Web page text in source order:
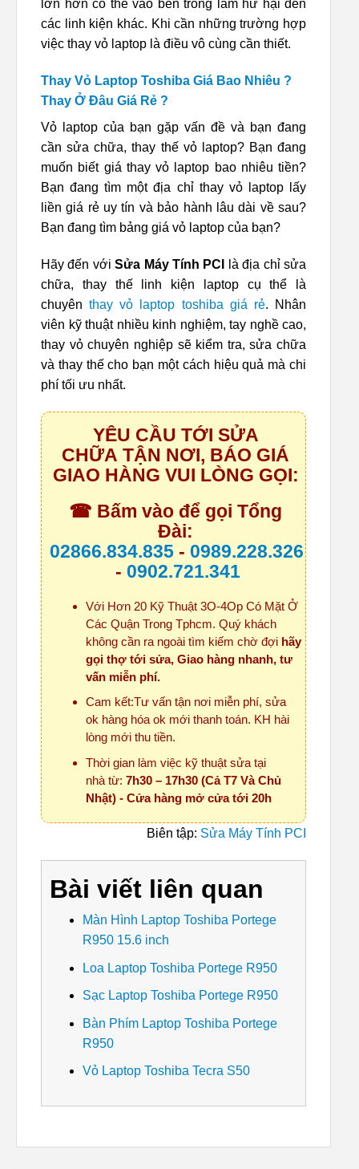
lớn hơn có thể vào bên trong làm hư hại đến
các linh kiện khác. Khi cần những trường hợp
việc thay vỏ laptop là điều vô cùng cần thiết.
Thay Vỏ Laptop Toshiba Giá Bao Nhiêu ?
Thay Ở Đâu Giá Rẻ ?
Vỏ laptop của bạn gặp vấn đề và bạn đang
cần sửa chữa, thay thế vỏ laptop? Bạn đang
muốn biết giá thay vỏ laptop bao nhiêu tiền?
Bạn đang tìm một địa chỉ thay vỏ laptop lấy
liền giá rẻ uy tín và bảo hành lâu dài về sau?
Bạn đang tìm bảng giá vỏ laptop của bạn?
Hãy đến vớiSửa Máy Tính PCI
là địa chỉ sửa
chữa, thay thế linh kiện laptop cụ thể là
chuyênthay vỏ laptop toshiba giá rẻ. Nhân
viên kỹ thuật nhiều kinh nghiệm, tay nghề cao,
thay vỏ chuyên nghiệp sẽ kiểm tra, sửa chữa
và thay thế cho bạn một cách hiệu quả mà chi
phí tối ưu nhất.
YÊU CẦU TỚI SỬA
CHỮA TẬN NƠI, BÁO GIÁ
GIAO HÀNG VUI LÒNG GỌI:
☎ Bấm vào để gọi Tổng
Đài:
02866.834.835 - 0989.228.326
- 0902.721.341
Với Hơn 20 Kỹ Thuật 3O-4Op Có Mặt Ở
Các Quận Trong Tphcm. Quý khách
không cần ra ngoài tìm kiếm chờ đợi hãy
gọi thợ tới sửa, Giao hàng nhanh, tư
vấn miễn phí.
Cam kết:Tư vấn tận nơi miễn phí, sửa
ok hàng hóa ok mới thanh toán. KH hài
lòng mới thu tiền.
Thời gian làm việc kỹ thuật sửa tại
nhà từ: 7h30 – 17h30 (Cả T7 Và Chủ
Nhật) - Cửa hàng mở cửa tới 20h
Biên tập: Sửa Máy Tính PCI
Bài viết liên quan
Màn Hình Laptop Toshiba Portege
R950 15.6 inch
Loa Laptop Toshiba Portege R950
Sạc Laptop Toshiba Portege R950
Bàn Phím Laptop Toshiba Portege
R950
Vỏ Laptop Toshiba Tecra S50